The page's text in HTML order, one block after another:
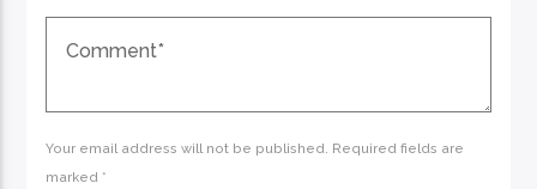
Your email address will not be published. Required fields are
marked *